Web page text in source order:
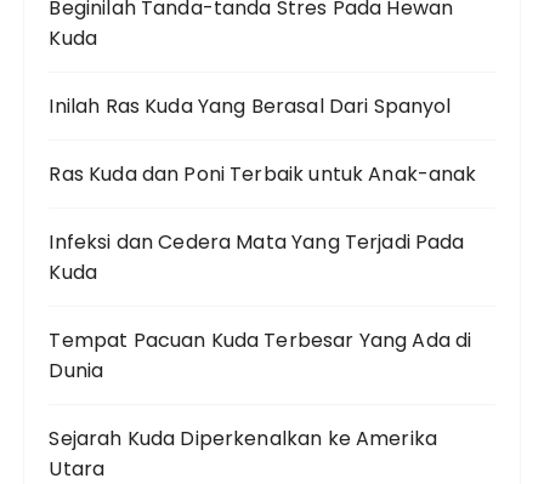
Beginilah Tanda-tanda Stres Pada Hewan
Kuda
Inilah Ras Kuda Yang Berasal Dari Spanyol
Ras Kuda dan Poni Terbaik untuk Anak-anak
Infeksi dan Cedera Mata Yang Terjadi Pada
Kuda
Tempat Pacuan Kuda Terbesar Yang Ada di
Dunia
Sejarah Kuda Diperkenalkan ke Amerika
Utara